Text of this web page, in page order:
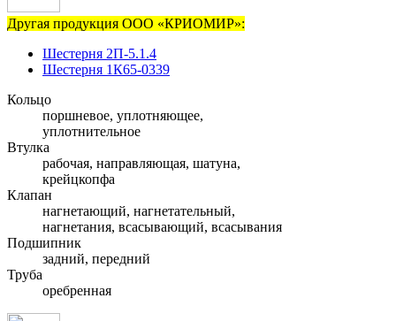
Другая продукция ООО «КРИОМИР»:
Шестерня 2П-5.1.4
Шестерня 1К65-0339
Кольцо
поршневое, уплотняющее,
уплотнительное
Втулка
рабочая, направляющая, шатуна,
крейцкопфа
Клапан
нагнетающий, нагнетательный,
нагнетания, всасывающий, всасывания
Подшипник
задний, передний
Труба
оребренная